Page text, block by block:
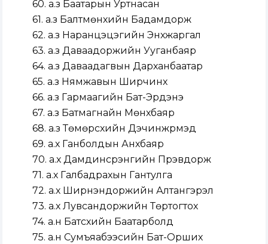
60. а.з Баатарын Уртнасан
61. а.з Балтмөнхийн Бадамдорж
62. а.з Наранцэцэгийн Энхжаргал
63. а.з Даваадоржийн Ууганбаяр
64. а.з Даваадагвын Дарханбаатар
65. а.з Нямжавын Ширчинхүү
66. а.з Гармаагийн Бат-Эрдэнэ
67. а.з Батмагнайн Мөнхбаяр
68. а.з Төмөрсүхийн Дэчинжүрмэд
69. а.х Ганболдын Анхбаяр
70. а.х Дамдинсүрэнгийн Пүрэвдорж
71. а.х Галбадрахын Гантулга
72. а.х Ширнэндоржийн Алтангэрэл
73. а.х Лувсандоржийн Төртогтох
74. а.н Батсүхийн Баатарболд
75. а.н Сумъяабээсийн Бат-Орших